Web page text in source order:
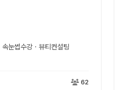
눈썹수강 · 뷰티컨설팅
62